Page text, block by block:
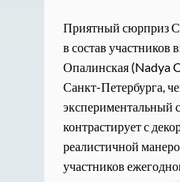
Приятный сюрприз
в состав участников
Опалинская (Nadya
Санкт-Петербурга,
экспериментальный
контрастирует с
реалистичной
участников